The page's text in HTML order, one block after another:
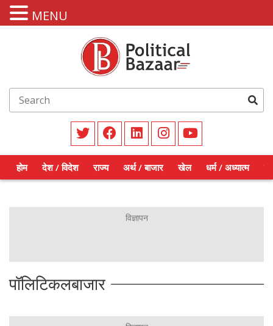
होम देश / विदेश राज्य अर्थ / बाजार खेल धर्म / अध्यात्म
पॉलिटिकलबाजार
MENU